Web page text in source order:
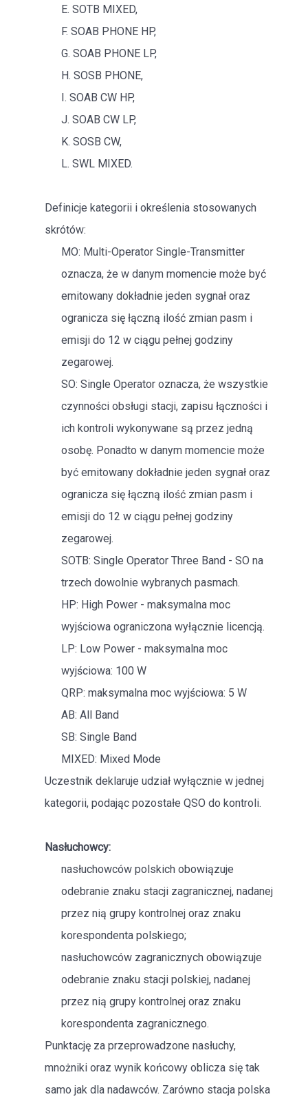
E. SOTB MIXED,
F. SOAB PHONE HP,
G. SOAB PHONE LP,
H. SOSB PHONE,
I. SOAB CW HP,
J. SOAB CW LP,
K. SOSB CW,
L. SWL MIXED.
Definicje kategorii i określenia stosowanych
skrótów:
MO: Multi-Operator Single-Transmitter
oznacza, że w danym momencie może być
emitowany dokładnie jeden sygnał oraz
ogranicza się łączną ilość zmian pasm i
emisji do 12 w ciągu pełnej godziny
zegarowej.
SO: Single Operator oznacza, że wszystkie
czynności obsługi stacji, zapisu łączności i
ich kontroli wykonywane są przez jedną
osobę. Ponadto w danym momencie może
być emitowany dokładnie jeden sygnał oraz
ogranicza się łączną ilość zmian pasm i
emisji do 12 w ciągu pełnej godziny
zegarowej.
SOTB: Single Operator Three Band - SO na
trzech dowolnie wybranych pasmach.
HP: High Power - maksymalna moc
wyjściowa ograniczona wyłącznie licencją.
LP: Low Power - maksymalna moc
wyjściowa: 100 W
QRP: maksymalna moc wyjściowa: 5 W
AB: All Band
SB: Single Band
MIXED: Mixed Mode
Uczestnik deklaruje udział wyłącznie w jednej
kategorii, podając pozostałe QSO do kontroli.
Nasłuchowcy:
nasłuchowców polskich obowiązuje
odebranie znaku stacji zagranicznej, nadanej
przez nią grupy kontrolnej oraz znaku
korespondenta polskiego;
nasłuchowców zagranicznych obowiązuje
odebranie znaku stacji polskiej, nadanej
przez nią grupy kontrolnej oraz znaku
korespondenta zagranicznego.
Punktację za przeprowadzone nasłuchy,
mnożniki oraz wynik końcowy oblicza się tak
samo jak dla nadawców. Zarówno stacja polska